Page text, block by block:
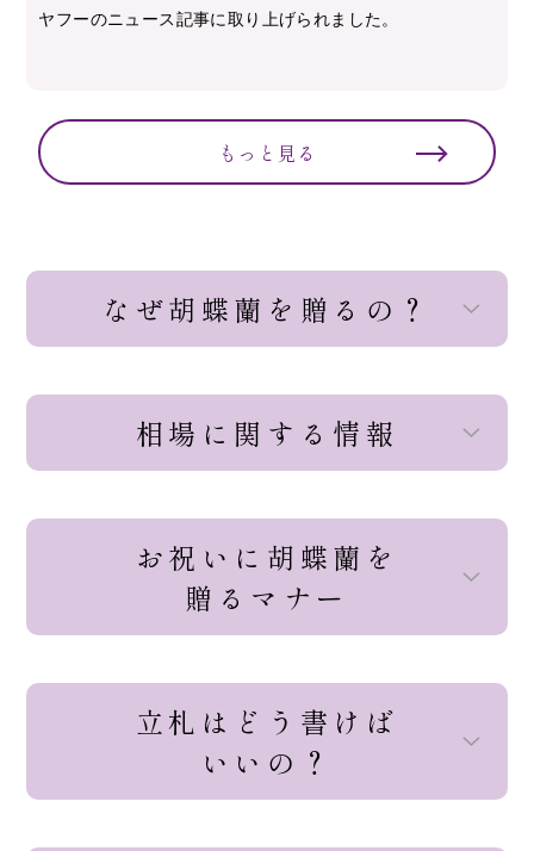
ヤフーのニュース記事に取り上げられました。
もっと見る
なぜ胡蝶蘭を贈るの？
相場に関する情報
お祝いに胡蝶蘭を
贈るマナー
立札はどう書けば
いいの？